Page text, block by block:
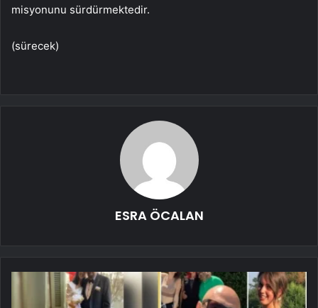
misyonunu sürdürmektedir.
(sürecek)
ESRA ÖCALAN